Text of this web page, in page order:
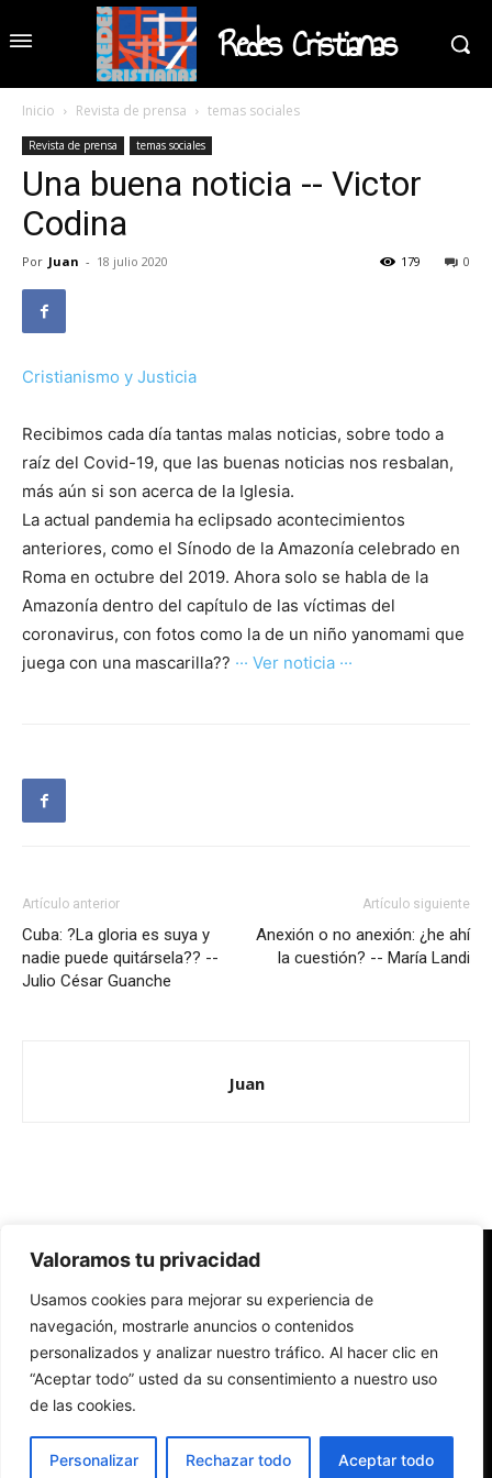
Valoramos tu privacidad
Usamos cookies para mejorar su experiencia de
navegación, mostrarle anuncios o contenidos
personalizados y analizar nuestro tráfico. Al hacer clic en
“Aceptar todo” usted da su consentimiento a nuestro uso
de las cookies.
Personalizar Rechazar todo Aceptar todo
Redes Cristianas
Inicio Revista de prensa temas sociales
Revista de prensa temas sociales
Una buena noticia -- Victor
Codina
Por Juan - 18 julio 2020 0
179
Cristianismo y Justicia
Recibimos cada día tantas malas noticias, sobre todo a
raíz del Covid-19, que las buenas noticias nos resbalan,
más aún si son acerca de la Iglesia.
La actual pandemia ha eclipsado acontecimientos
anteriores, como el Sínodo de la Amazonía celebrado en
Roma en octubre del 2019. Ahora solo se habla de la
Amazonía dentro del capítulo de las víctimas del
coronavirus, con fotos como la de un niño yanomami que
juega con una mascarilla?? ··· Ver noticia ···
Artículo anterior
Cuba: ?La gloria es suya y
nadie puede quitársela?? --
Julio César Guanche
Artículo siguiente
Anexión o no anexión: ¿he ahí
la cuestión? -- María Landi
Juan
Redes Cristianas
Una mirada alternativa sobre la Iglesia católica y la sociedad
- Colectivos de Redes Cristianas